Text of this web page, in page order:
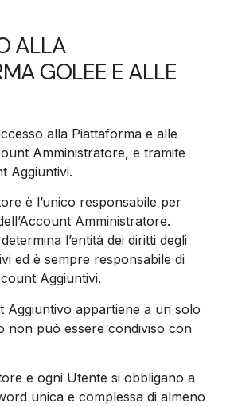
ALLA
GOLEE E ALLE
alla Piattaforma e alle
Amministratore, e tramite
Aggiuntivi.
è l’unico responsabile per
Amministratore.
l’entità dei diritti degli
ed è sempre responsabile di
Aggiuntivi.
Aggiuntivo appartiene a un solo
non può essere condiviso con
e ogni Utente si obbligano a
unica e complessa di almeno